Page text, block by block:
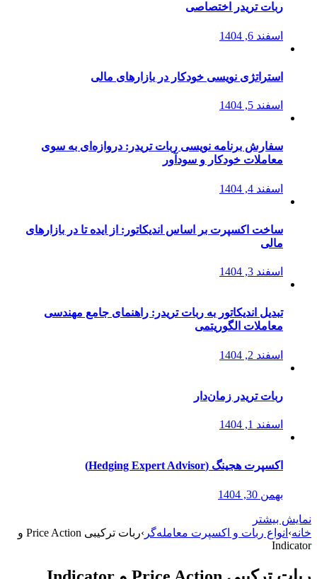
ربات تریدر اختصاصی
اسفند 6, 1404
استراتژی‌ نویسی خودکار در بازارهای مالی
اسفند 5, 1404
سفارش برنامه نویسی ربات تریدر: دروازه‌ای به سوی
معاملات خودکار و سودآور
اسفند 4, 1404
ساخت اکسپرت بر اساس اندیکاتور: از ایده تا در بازارهای
مالی
اسفند 3, 1404
تبدیل اندیکاتور به ربات تریدر: راهنمای جامع مهندسی
معاملات الگوریتمی
اسفند 2, 1404
ربات تریدر زمان‌دار
اسفند 1, 1404
اکسپرت هجینگ (Hedging Expert Advisor)
بهمن 30, 1404
نمایش بیشتر
خانه› انواع ربات و اکسپرت معامله‌گر ›
ربات ترکیبی Price Action و
Indicator